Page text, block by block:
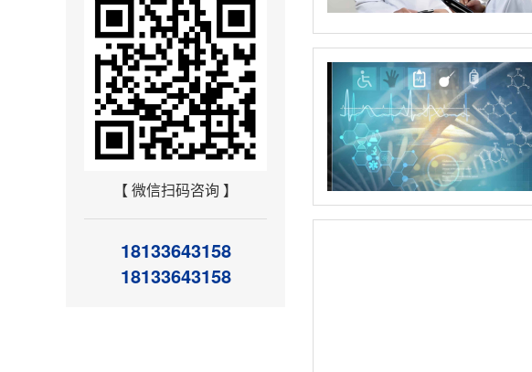
【 微信扫码咨询 】
18133643158
18133643158